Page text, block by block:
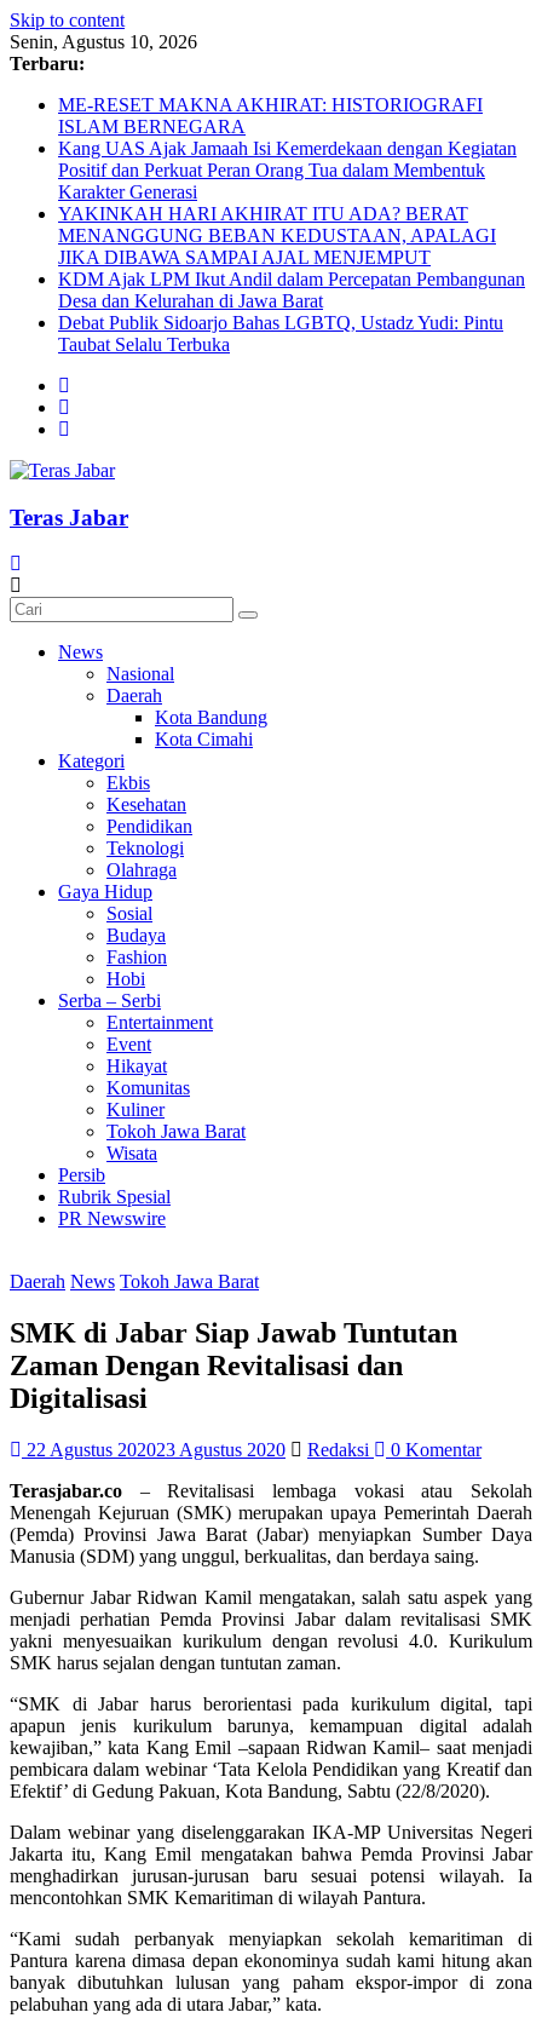
Skip to content
Senin, Agustus 10, 2026
Terbaru:
ME-RESET MAKNA AKHIRAT: HISTORIOGRAFI
ISLAM BERNEGARA
Kang UAS Ajak Jamaah Isi Kemerdekaan dengan Kegiatan
Positif dan Perkuat Peran Orang Tua dalam Membentuk
Karakter Generasi
YAKINKAH HARI AKHIRAT ITU ADA? BERAT
MENANGGUNG BEBAN KEDUSTAAN, APALAGI
JIKA DIBAWA SAMPAI AJAL MENJEMPUT
KDM Ajak LPM Ikut Andil dalam Percepatan Pembangunan
Desa dan Kelurahan di Jawa Barat
Debat Publik Sidoarjo Bahas LGBTQ, Ustadz Yudi: Pintu
Taubat Selalu Terbuka
Teras Jabar
News
Nasional
Daerah
Kota Bandung
Kota Cimahi
Kategori
Ekbis
Kesehatan
Pendidikan
Teknologi
Olahraga
Gaya Hidup
Sosial
Budaya
Fashion
Hobi
Serba – Serbi
Entertainment
Event
Hikayat
Komunitas
Kuliner
Tokoh Jawa Barat
Wisata
Persib
Rubrik Spesial
PR Newswire
Daerah News Tokoh Jawa Barat
SMK di Jabar Siap Jawab Tuntutan
Zaman Dengan Revitalisasi dan
Digitalisasi
22 Agustus 202023 Agustus 2020 Redaksi
0 Komentar
Terasjabar.co – Revitalisasi lembaga vokasi atau Sekolah
Menengah Kejuruan (SMK) merupakan upaya Pemerintah Daerah
(Pemda) Provinsi Jawa Barat (Jabar) menyiapkan Sumber Daya
Manusia (SDM) yang unggul, berkualitas, dan berdaya saing.
Gubernur Jabar Ridwan Kamil mengatakan, salah satu aspek yang
menjadi perhatian Pemda Provinsi Jabar dalam revitalisasi SMK
yakni menyesuaikan kurikulum dengan revolusi 4.0. Kurikulum
SMK harus sejalan dengan tuntutan zaman.
“SMK di Jabar harus berorientasi pada kurikulum digital, tapi
apapun jenis kurikulum barunya, kemampuan digital adalah
kewajiban,” kata Kang Emil –sapaan Ridwan Kamil– saat menjadi
pembicara dalam webinar ‘Tata Kelola Pendidikan yang Kreatif dan
Efektif’ di Gedung Pakuan, Kota Bandung, Sabtu (22/8/2020).
Dalam webinar yang diselenggarakan IKA-MP Universitas Negeri
Jakarta itu, Kang Emil mengatakan bahwa Pemda Provinsi Jabar
menghadirkan jurusan-jurusan baru sesuai potensi wilayah. Ia
mencontohkan SMK Kemaritiman di wilayah Pantura.
“Kami sudah perbanyak menyiapkan sekolah kemaritiman di
Pantura karena dimasa depan ekonominya sudah kami hitung akan
banyak dibutuhkan lulusan yang paham ekspor-impor di zona
pelabuhan yang ada di utara Jabar,” kata.